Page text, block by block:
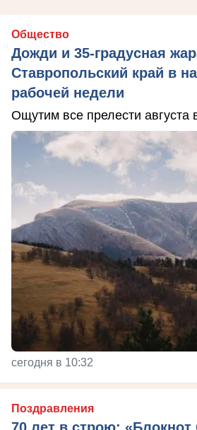
Общество
Дожди и 35-градусная
Ставропольский край в
рабочей недели
Ощутим все прелести августа
сегодня в 10:32
Поздравления
70 лет в строю: «Блокнот